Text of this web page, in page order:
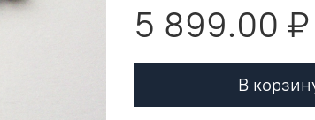
5 899.00 ₽
В